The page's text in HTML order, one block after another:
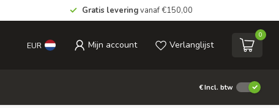
Gratis leveringvanaf €150,00
EUR Mijn account Verlanglijst
0
€Incl. btw